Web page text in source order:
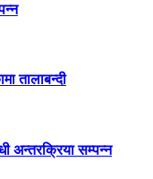
तालाबन्दी
अन्तरक्रिया सम्पन्न